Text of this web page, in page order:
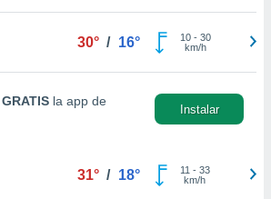
30° / 16° 10- 30
km/h
GRATIS la app de
Instalar
31° / 18° 11 - 33
km/h